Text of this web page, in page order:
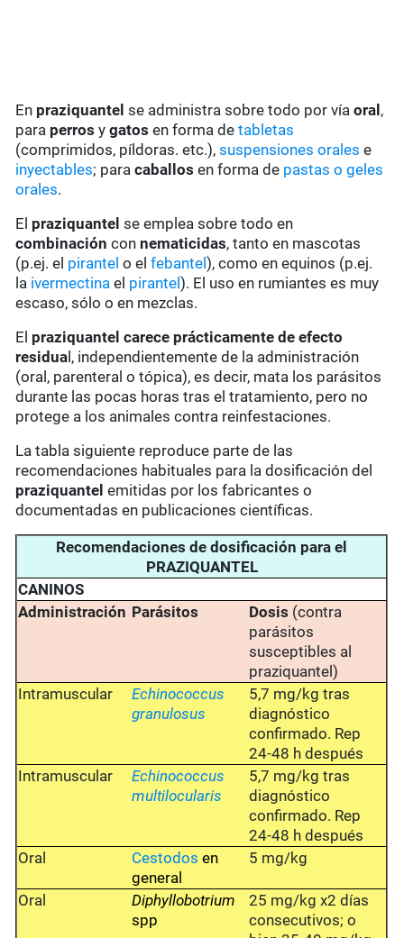
En praziquantel se administra sobre todo por víaoral ,
para perros ygatos en forma detabletas
(comprimidos, píldoras. etc.),suspensiones orales e
inyectables; paracaballos en forma de pastas o geles
orales.
El praziquantel se emplea sobre todo en
combinación connematicidas, tanto en mascotas
(p.ej. el pirantel o elfebantel), como en equinos (p.ej.
la ivermectina el pirantel). El uso en rumiantes es muy
escaso, sólo o en mezclas.
El praziquantel carece prácticamente de efecto
residua l, independientemente de la administración
(oral, parenteral o tópica), es decir, mata los parásitos
durante las pocas horas tras el tratamiento, pero no
protege a los animales contra reinfestaciones.
La tabla siguiente reproduce parte de las
recomendaciones habituales para la dosificación del
praziquantel emitidas por los fabricantes o
documentadas en publicaciones científicas.
Recomendaciones de dosificación para el
PRAZIQUANTEL
CANINOS
Administración Parásitos Dosis (contra
parásitos
susceptibles al
praziquantel)
Intramuscular
Echinococcus
granulosus
5,7 mg/kg tras
diagnóstico
confirmado. Rep
24-48 h después
Intramuscular
Echinococcus
multilocularis
5,7 mg/kg tras
diagnóstico
confirmado. Rep
24-48 h después
Oral
Cestodos en
general
5 mg/kg
Oral
Diphyllobotrium
spp
25 mg/kg x2 días
consecutivos; o